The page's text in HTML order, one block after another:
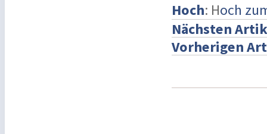
Hoch: Hoch
Nächsten
Vorherigen